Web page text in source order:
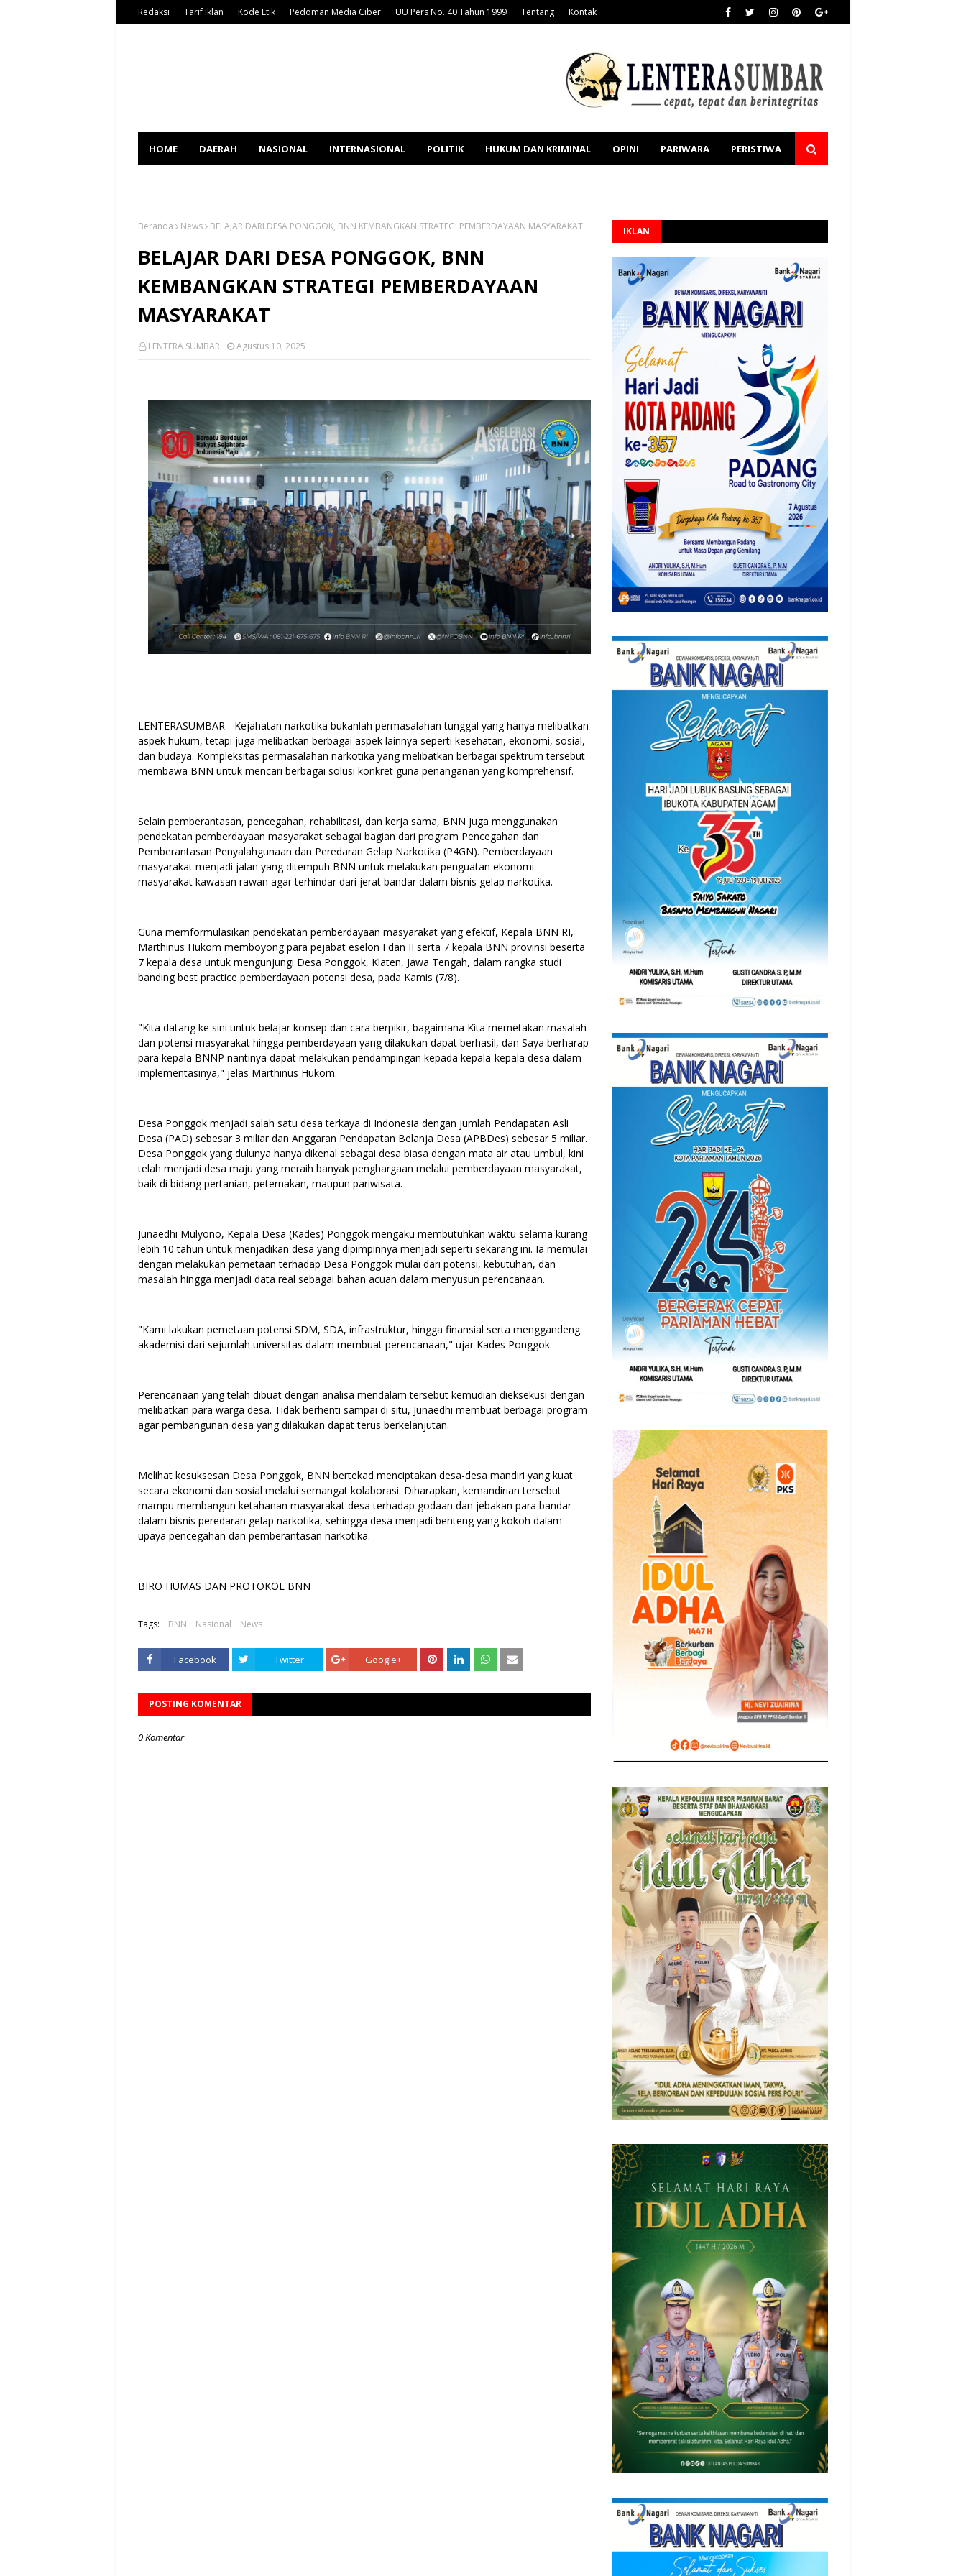
Redaksi Tarif Iklan Kode Etik Pedoman Media Ciber UU Pers No. 40 Tahun 1999 Tentang Kontak
HOME DAERAH NASIONAL INTERNASIONAL POLITIK HUKUM DAN KRIMINAL OPINI PARIWARA PERISTIWA
Beranda News BELAJAR DARI DESA PONGGOK, BNN KEMBANGKAN STRATEGI PEMBERDAYAAN MASYARAKAT
BELAJAR DARI DESA PONGGOK, BNN
KEMBANGKAN STRATEGI PEMBERDAYAAN
MASYARAKAT
LENTERA SUMBAR Agustus 10, 2025
LENTERASUMBAR - Kejahatan narkotika bukanlah permasalahan tunggal yang hanya melibatkan
aspek hukum, tetapi juga melibatkan berbagai aspek lainnya seperti kesehatan, ekonomi, sosial,
dan budaya. Kompleksitas permasalahan narkotika yang melibatkan berbagai spektrum tersebut
membawa BNN untuk mencari berbagai solusi konkret guna penanganan yang komprehensif.
Selain pemberantasan, pencegahan, rehabilitasi, dan kerja sama, BNN juga menggunakan
pendekatan pemberdayaan masyarakat sebagai bagian dari program Pencegahan dan
Pemberantasan Penyalahgunaan dan Peredaran Gelap Narkotika (P4GN). Pemberdayaan
masyarakat menjadi jalan yang ditempuh BNN untuk melakukan penguatan ekonomi
masyarakat kawasan rawan agar terhindar dari jerat bandar dalam bisnis gelap narkotika.
Guna memformulasikan pendekatan pemberdayaan masyarakat yang efektif, Kepala BNN RI,
Marthinus Hukom memboyong para pejabat eselon I dan II serta 7 kepala BNN provinsi beserta
7 kepala desa untuk mengunjungi Desa Ponggok, Klaten, Jawa Tengah, dalam rangka studi
banding best practice pemberdayaan potensi desa, pada Kamis (7/8).
"Kita datang ke sini untuk belajar konsep dan cara berpikir, bagaimana Kita memetakan masalah
dan potensi masyarakat hingga pemberdayaan yang dilakukan dapat berhasil, dan Saya berharap
para kepala BNNP nantinya dapat melakukan pendampingan kepada kepala-kepala desa dalam
implementasinya," jelas Marthinus Hukom.
Desa Ponggok menjadi salah satu desa terkaya di Indonesia dengan jumlah Pendapatan Asli
Desa (PAD) sebesar 3 miliar dan Anggaran Pendapatan Belanja Desa (APBDes) sebesar 5 miliar.
Desa Ponggok yang dulunya hanya dikenal sebagai desa biasa dengan mata air atau umbul, kini
telah menjadi desa maju yang meraih banyak penghargaan melalui pemberdayaan masyarakat,
baik di bidang pertanian, peternakan, maupun pariwisata.
Junaedhi Mulyono, Kepala Desa (Kades) Ponggok mengaku membutuhkan waktu selama kurang
lebih 10 tahun untuk menjadikan desa yang dipimpinnya menjadi seperti sekarang ini. Ia memulai
dengan melakukan pemetaan terhadap Desa Ponggok mulai dari potensi, kebutuhan, dan
masalah hingga menjadi data real sebagai bahan acuan dalam menyusun perencanaan.
"Kami lakukan pemetaan potensi SDM, SDA, infrastruktur, hingga finansial serta menggandeng
akademisi dari sejumlah universitas dalam membuat perencanaan," ujar Kades Ponggok.
Perencanaan yang telah dibuat dengan analisa mendalam tersebut kemudian dieksekusi dengan
melibatkan para warga desa. Tidak berhenti sampai di situ, Junaedhi membuat berbagai program
agar pembangunan desa yang dilakukan dapat terus berkelanjutan.
Melihat kesuksesan Desa Ponggok, BNN bertekad menciptakan desa-desa mandiri yang kuat
secara ekonomi dan sosial melalui semangat kolaborasi. Diharapkan, kemandirian tersebut
mampu membangun ketahanan masyarakat desa terhadap godaan dan jebakan para bandar
dalam bisnis peredaran gelap narkotika, sehingga desa menjadi benteng yang kokoh dalam
upaya pencegahan dan pemberantasan narkotika.
BIRO HUMAS DAN PROTOKOL BNN
Tags: BNN Nasional News
Facebook Twitter Google+
POSTING KOMENTAR
0 Komentar
IKLAN